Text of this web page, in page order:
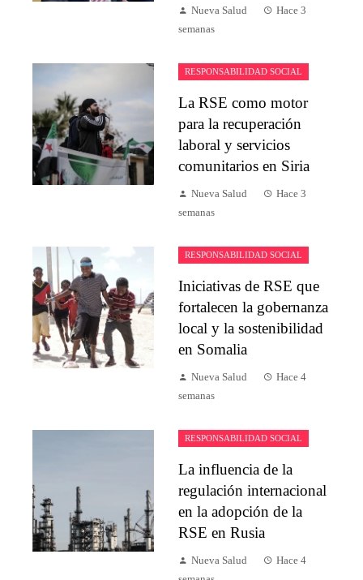
Nueva Salud
Hace 3
semanas
RESPONSABILIDAD SOCIAL
La RSE como motor
para la recuperación
laboral y servicios
comunitarios en Siria
Nueva Salud
Hace 3
semanas
RESPONSABILIDAD SOCIAL
Iniciativas de RSE que
fortalecen la gobernanza
local y la sostenibilidad
en Somalia
Nueva Salud
Hace 4
semanas
RESPONSABILIDAD SOCIAL
La influencia de la
regulación internacional
en la adopción de la
RSE en Rusia
Nueva Salud
Hace 4